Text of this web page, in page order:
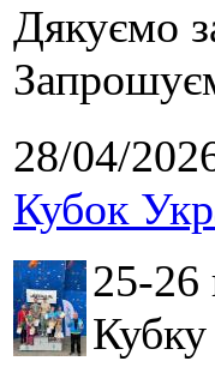
Дякуємо
28/04/
Кубок
25-26
Кубку